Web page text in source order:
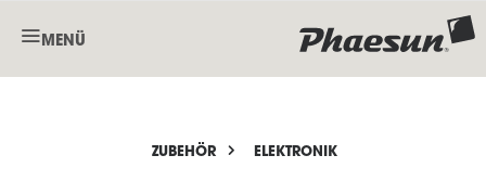
MENÜ
ZUBEHÖR ELEKTRONIK